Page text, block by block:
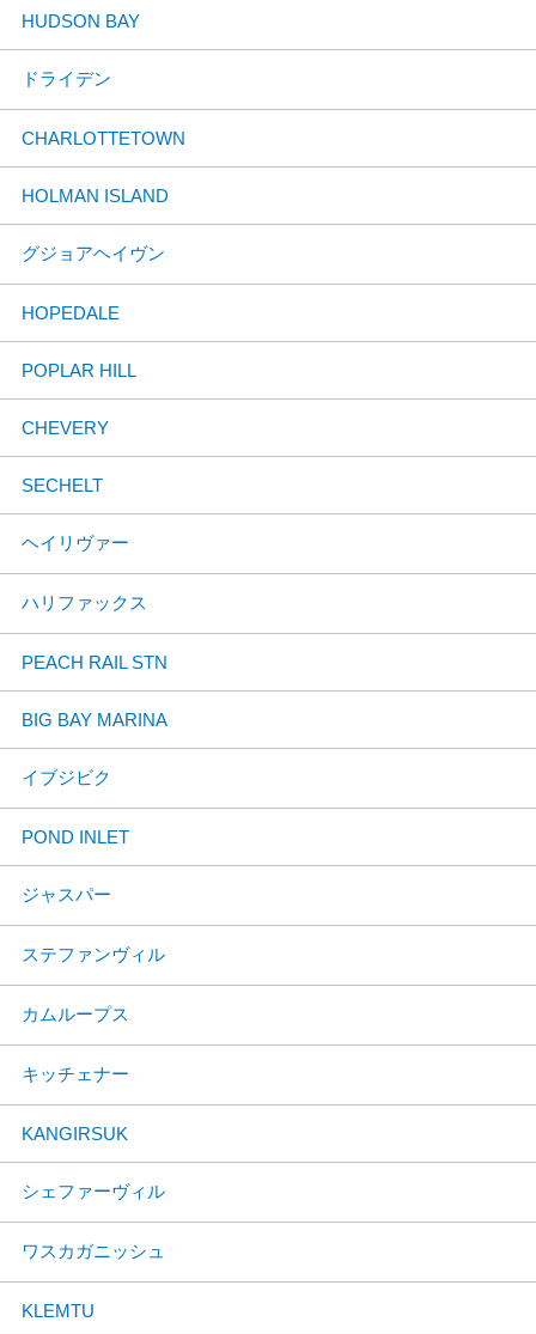
HUDSON BAY
ドライデン
CHARLOTTETOWN
HOLMAN ISLAND
グジョアヘイヴン
HOPEDALE
POPLAR HILL
CHEVERY
SECHELT
ヘイリヴァー
ハリファックス
PEACH RAIL STN
BIG BAY MARINA
イブジビク
POND INLET
ジャスパー
ステファンヴィル
カムループス
キッチェナー
KANGIRSUK
シェファーヴィル
ワスカガニッシュ
KLEMTU